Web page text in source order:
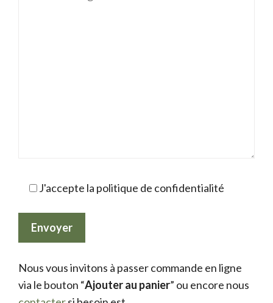
J'accepte la politique de confidentialité
Nous vous invitons à passer commande en ligne
via le bouton “Ajouter au panier” ou encore nous